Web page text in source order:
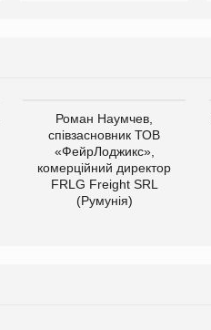
Роман Наумчев,
співзасновник ТОВ
«ФейрЛоджикс»,
комерційний директор
FRLG Freight SRL
(Румунія)